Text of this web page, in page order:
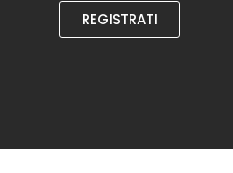
REGISTRATI